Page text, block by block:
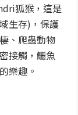
狐猴，這是
生存)，保護
、爬蟲動物
接觸，鱷魚
樂趣。